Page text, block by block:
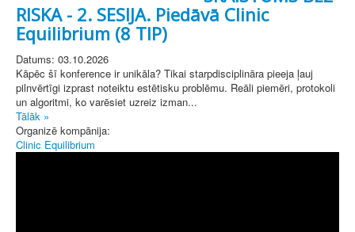
RISKA - 2. SESIJA. Piedāvā Clinic
Equilibrium (8 TIP)
Datums: 03.10.2026
Kāpēc šī konference ir unikāla? Tikai starpdisciplināra pieeja ļauj
pilnvērtīgi izprast noteiktu estētisku problēmu. Reāli piemēri, protokoli
un algoritmi, ko varēsiet uzreiz izman...
Tālāk »
Organizē kompānija:
Clinic Equilibrium